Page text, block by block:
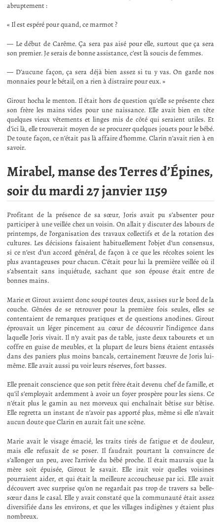
abruptement :
« Il est espéré pour quand, ce marmot ?
— Le début de Carême. Ça sera pas aisé pour elle, surtout que ça sera
son premier. Je serais de bonne assistance, c’est là soucis de femmes.
— D’aucune façon, ça sera déjà bien assez si tu y vas. On garde nos
monnaies pour le bétail, on a rien à distraire pour eux. »
Girout hocha le menton. Il était hors de question qu’elle se présente chez
son frère les mains vides pour une naissance. Elle avait bien en tête
quelques vieux vêtements et linges mis de côté qui seraient utiles. Et
d’ici là, elle trouverait moyen de se procurer quelques jouets pour le bébé.
De toute façon, ce n’était pas là affaire d’homme. Clarin n’avait rien à en
savoir.
Mirabel, manse des Terres d’Épines,
soir du mardi 27 janvier 1159
Profitant de la présence de sa sœur, Joris avait pu s’absenter pour
participer à une veillée chez un voisin. On allait y discuter des labours de
printemps, de l’organisation des travaux collectifs et de la rotation des
cultures. Les décisions faisaient habituellement l’objet d’un consensus,
si ce n’est d’un accord général, de façon à ce que les récoltes soient les
plus avantageuses pour chacun. C’était pour lui la première veillée où il
s’absentait sans inquiétude, sachant que son épouse était entre de
bonnes mains.
Marie et Girout avaient donc soupé toutes deux, assises sur le bord de la
couche. Gênées de se retrouver pour la première fois seules, elles se
contentaient de remarques pratiques et de questions anodines. Girout
éprouvait un léger pincement au cœur de découvrir l’indigence dans
laquelle Joris vivait. Il n’y avait pas de table, juste deux tabourets et un
coffre en guise de meubles, et la plupart de leurs biens étaient entassés
dans des paniers plus moins bancals, certainement l’œuvre de Joris lui-
même. Elle avait aussi pu voir leurs réserves, fort basses.
Elle prenait conscience que son petit frère était devenu chef de famille, et
qu’il s’employait ardemment à avoir un foyer prospère pour les siens. Ce
n’était plus le gamin au nez morveux qui enchaînait bêtise sur bêtise.
Elle regretta un instant de n’avoir pas apporté plus, même si elle n’avait
aucun doute que Clarin en aurait fait une scène.
Marie avait le visage émacié, les traits tirés de fatigue et de douleur,
mais elle refusait de se poser. Il faudrait pourtant la convaincre de
s’allonger un peu, avec l’arrivée du bébé proche. Il était mauvais que la
mère soit épuisée, Girout le savait. Elle irait voir quelles voisines
pourraient aider, et qui était la meilleure accoucheuse par ici. Elle avait
découvert avec surprise qu’on ne regardait pas trop de travers sa belle-
sœur dans le casal. Elle y avait constaté que la communauté était assez
diversifiée dans les environs, et que les villages indigènes y étaient plus
nombreux.